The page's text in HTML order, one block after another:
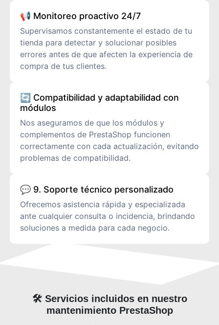
📢 Monitoreo proactivo 24/7
Supervisamos constantemente el estado de tu
tienda para detectar y solucionar posibles
errores antes de que afecten la experiencia de
compra de tus clientes.
🔄 Compatibilidad y adaptabilidad con
módulos
Nos aseguramos de que los módulos y
complementos de PrestaShop funcionen
correctamente con cada actualización, evitando
problemas de compatibilidad.
💬 9. Soporte técnico personalizado
Ofrecemos asistencia rápida y especializada
ante cualquier consulta o incidencia, brindando
soluciones a medida para cada negocio.
🛠️ Servicios incluidos en nuestro
mantenimiento PrestaShop